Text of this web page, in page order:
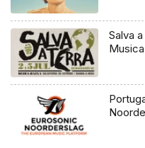
Salva
Musica